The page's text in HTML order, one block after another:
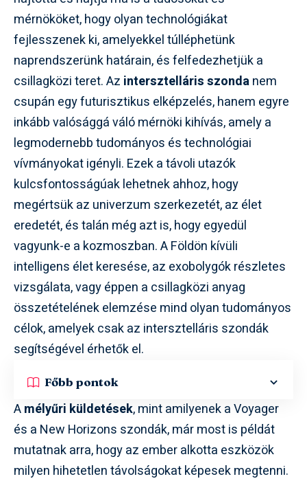
mérnököket, hogy olyan technológiákat
fejlesszenek ki, amelyekkel túlléphetünk
naprendszerünk határain, és felfedezhetjük a
csillagközi teret. Az intersztelláris szondanem
csupán egy futurisztikus elképzelés, hanem egyre
inkább valósággá váló mérnöki kihívás, amely a
legmodernebb tudományos és technológiai
vívmányokat igényli. Ezek a távoli utazók
kulcsfontosságúak lehetnek ahhoz, hogy
megértsük az univerzum szerkezetét, az élet
eredetét, és talán még azt is, hogy egyedül
vagyunk-e a kozmoszban. A Földön kívüli
intelligens élet keresése, az exobolygók részletes
vizsgálata, vagy éppen a csillagközi anyag
összetételének elemzése mind olyan tudományos
célok, amelyek csak az intersztelláris szondák
segítségével érhetők el.
Főbb pontok
Amélyűri küldetések, mint amilyenek a Voyager
és a New Horizons szondák, már most is példát
mutatnak arra, hogy az ember alkotta eszközök
milyen hihetetlen távolságokat képesek megtenni.